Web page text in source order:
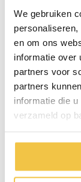
We gebruiken
en om ons
informatie over
partners voor
partners
informatie die
verzameld op
Specificaties
Lengte
Diameter ring
Zachte anti-lek